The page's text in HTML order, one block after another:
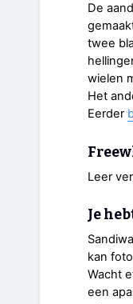
De
twee
wielen
Het
Eerder
Leer
Je
kan
Wacht
een